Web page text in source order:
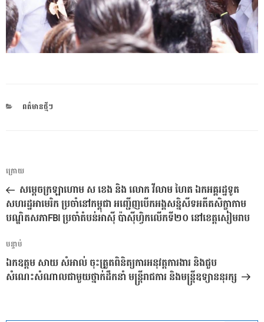
CATEGORIES
ពត៌មានថ្មីៗ
ការ​
នាំទិស​
ប្រកាស
អត្ថបទ
មុន
ក្រោយ
សម្ដេចក្រឡាហោម ស ខេង និង លោក វីលាម ហៃត ឯកអគ្គរដ្ឋទូត
សហរដ្ឋអាមេរិក ប្រចាំនៅកម្ពុជា អញ្ជើញបើកអង្គសន្និសីទអតីតសិក្ខាកាម
បណ្ឌិតសភាFBI ប្រចាំតំបន់អាស៊ី ប៉ាស៊ីហ្វិកលើកទី២០ នៅខេត្តសៀមរាប
អត្ថបទ
បន្ទាប់
បន្ទាប់
ឯកឧត្តម សាយ សំអាល់ ចុះត្រួតពិនិត្យការអនុវត្តការងារ និងជួប
សំណេះសំណាលជាមួយថ្នាក់ដឹកនាំ មន្ត្រីរាជការ និងមន្ត្រីឧទ្យាននុរក្ស